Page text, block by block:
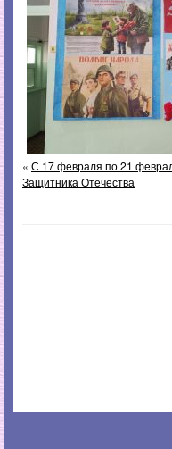
« С 17 февраля по 21
Защитника Отечества